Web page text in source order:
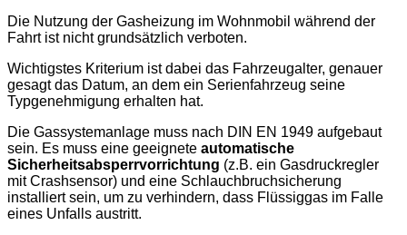
Die Nutzung der Gasheizung im Wohnmobil während der
Fahrt ist nicht grundsätzlich verboten.
Wichtigstes Kriterium ist dabei das Fahrzeugalter, genauer
gesagt das Datum, an dem ein Serienfahrzeug seine
Typgenehmigung erhalten hat.
Die Gassystemanlage muss nach DIN EN 1949 aufgebaut
sein. Es muss eine geeignete automatische
Sicherheitsabsperrvorrichtung (z.B. ein Gasdruckregler
mit Crashsensor) und eine Schlauchbruchsicherung
installiert sein, um zu verhindern, dass Flüssiggas im Falle
eines Unfalls austritt.